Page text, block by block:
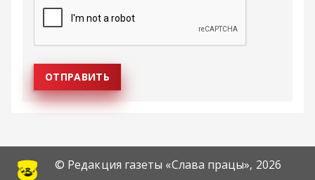
© Редакция газеты «Слава працы», 2026